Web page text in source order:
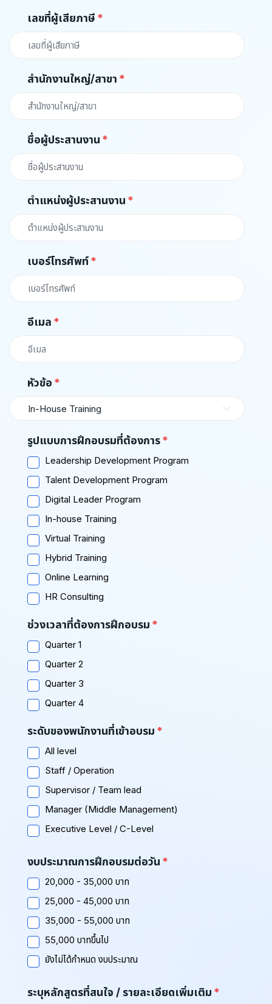
เลขที่ผู้เสียภาษี
สำนักงานใหญ่/สาขา
ชื่อผู้ประสานงาน
ตำแหน่งผู้ประสานงาน
เบอร์โทรศัพท์
อีเมล
หัวข้อ
In-House Training
รูปแบบการฝึกอบรมที่ต้องการ
Leadership Development Program
Talent Development Program
Digital Leader Program
In-house Training
Virtual Training
Hybrid Training
Online Learning
HR Consulting
ช่วงเวลาที่ต้องการฝึกอบรม
Quarter 1
Quarter 2
Quarter 3
Quarter 4
ระดับของพนักงานที่เข้าอบรม
All level
Staff / Operation
Supervisor / Team lead
Manager (Middle Management)
Executive Level / C-Level
งบประมาณการฝึกอบรมต่อวัน
20,000 - 35,000 บาท
25,000 - 45,000 บาท
35,000 - 55,000 บาท
55,000 บาทขึ้นไป
ยังไม่ได้กำหนด งบประมาณ
ระบุหลักสูตรที่สนใจ / รายละเอียดเพิ่มเติม